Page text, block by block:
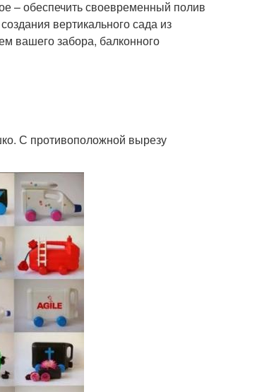
– обеспечить своевременный полив
вертикального сада из
вашего забора, балконного
С противоположной вырезу